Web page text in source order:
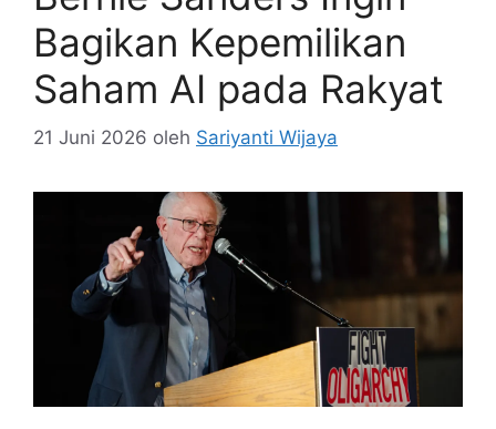
Bagikan Kepemilikan
Saham AI pada Rakyat
21 Juni 2026 oleh Sariyanti Wijaya